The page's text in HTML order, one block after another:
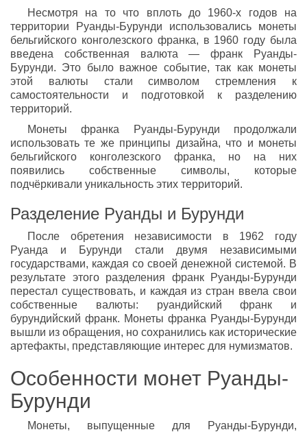
Несмотря на то что вплоть до 1960-х годов на
территории Руанды-Бурунди использовались монеты
бельгийского конголезского франка, в 1960 году была
введена собственная валюта — франк Руанды-
Бурунди. Это было важное событие, так как монеты
этой валюты стали символом стремления к
самостоятельности и подготовкой к разделению
территорий.
Монеты франка Руанды-Бурунди продолжали
использовать те же принципы дизайна, что и монеты
бельгийского конголезского франка, но на них
появились собственные символы, которые
подчёркивали уникальность этих территорий.
Разделение Руанды и Бурунди
После обретения независимости в 1962 году
Руанда и Бурунди стали двумя независимыми
государствами, каждая со своей денежной системой. В
результате этого разделения франк Руанды-Бурунди
перестал существовать, и каждая из стран ввела свои
собственные валюты: руандийский франк и
бурундийский франк. Монеты франка Руанды-Бурунди
вышли из обращения, но сохранились как исторические
артефакты, представляющие интерес для нумизматов.
Особенности монет Руанды-
Бурунди
Монеты, выпущенные для Руанды-Бурунди,